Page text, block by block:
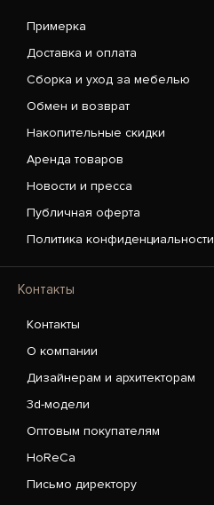
Примерка
Доставка и оплата
Сборка и уход за мебелью
Обмен и возврат
Накопительные скидки
Аренда товаров
Новости и пресса
Публичная оферта
Политика конфиденциальности
Контакты
Контакты
О компании
Дизайнерам и архитекторам
3d-модели
Оптовым покупателям
HoReCa
Письмо директору